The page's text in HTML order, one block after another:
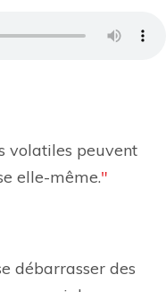
volatiles peuvent
elle-même.